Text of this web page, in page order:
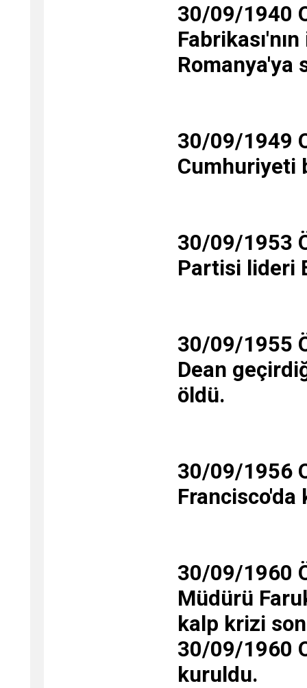
30/09/1940
Romanya'ya
30/09/1949
Cumhuriyeti
30/09/1953
Partisi lideri
30/09/1955
Dean
öldü.
30/09/1956
Francisco'da
30/09/1960
Müdürü
kalp krizi
30/09/1960
kuruldu.